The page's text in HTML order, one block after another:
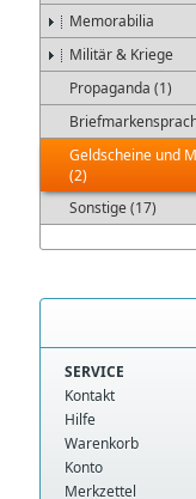
Memorabilia
Militär & Kriege
Propaganda (1)
Geldscheine und
(2)
Sonstige (17)
SERVICE
Kontakt
Hilfe
Warenkorb
Konto
Merkzettel